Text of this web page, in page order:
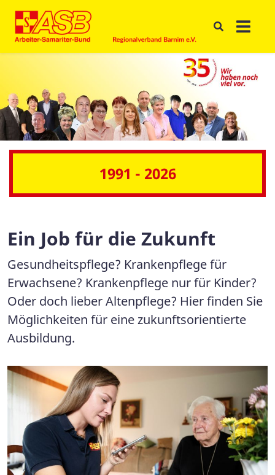
1991 - 2026
Ein Job für die Zukunft
Gesundheitspflege? Krankenpflege für
Erwachsene? Krankenpflege nur für Kinder?
Oder doch lieber Altenpflege? Hier finden Sie
Möglichkeiten für eine zukunftsorientierte
Ausbildung.